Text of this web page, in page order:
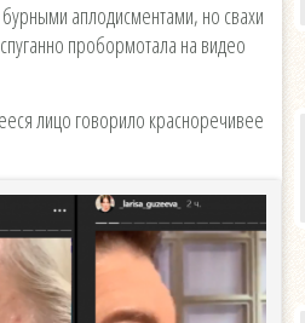
аплодисментами, но свахи
пробормотала на видео
лицо говорило красноречивее